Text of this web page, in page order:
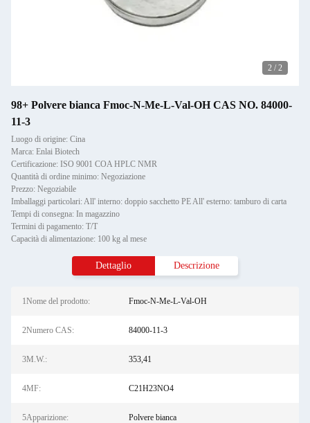
2 / 2
98+ Polvere bianca Fmoc-N-Me-L-Val-OH CAS NO. 84000-
11-3
Luogo di origine: Cina
Marca: Enlai Biotech
Certificazione: ISO 9001 COA HPLC NMR
Quantità di ordine minimo: Negoziazione
Prezzo: Negoziabile
Imballaggi particolari: All' interno: doppio sacchetto PE All' esterno: tamburo di carta
Tempi di consegna: In magazzino
Termini di pagamento: T/T
Capacità di alimentazione: 100 kg al mese
Dettaglio Descrizione
1Nome del prodotto: Fmoc-N-Me-L-Val-OH
2Numero CAS: 84000-11-3
3M.W.: 353,41
4MF: C21H23NO4
5Apparizione: Polvere bianca